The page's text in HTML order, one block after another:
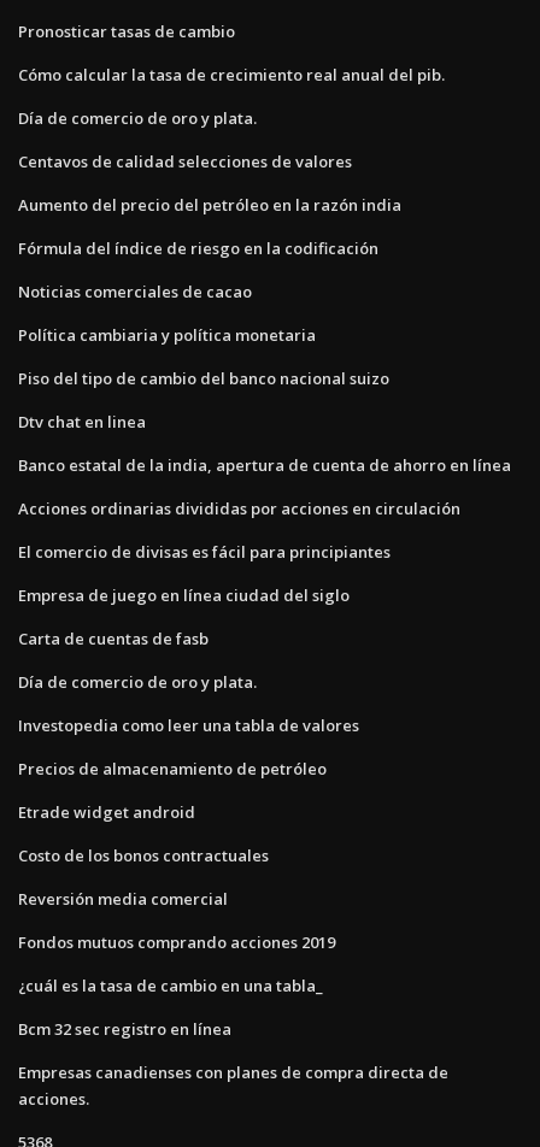
Pronosticar tasas de cambio
Cómo calcular la tasa de crecimiento real anual del pib.
Día de comercio de oro y plata.
Centavos de calidad selecciones de valores
Aumento del precio del petróleo en la razón india
Fórmula del índice de riesgo en la codificación
Noticias comerciales de cacao
Política cambiaria y política monetaria
Piso del tipo de cambio del banco nacional suizo
Dtv chat en linea
Banco estatal de la india, apertura de cuenta de ahorro en línea
Acciones ordinarias divididas por acciones en circulación
El comercio de divisas es fácil para principiantes
Empresa de juego en línea ciudad del siglo
Carta de cuentas de fasb
Día de comercio de oro y plata.
Investopedia como leer una tabla de valores
Precios de almacenamiento de petróleo
Etrade widget android
Costo de los bonos contractuales
Reversión media comercial
Fondos mutuos comprando acciones 2019
¿cuál es la tasa de cambio en una tabla_
Bcm 32 sec registro en línea
Empresas canadienses con planes de compra directa de
acciones.
5368